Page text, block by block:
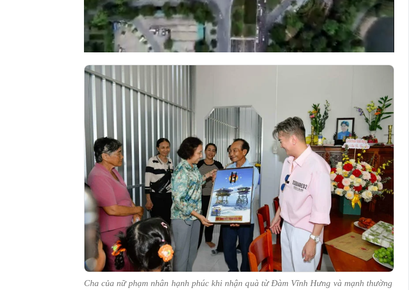
Cha của nữ phạm nhân hạnh phúc khi nhận quà từ Đàm Vĩnh Hưng và mạnh thường